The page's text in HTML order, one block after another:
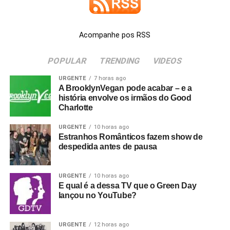
quem aprovou isso…”
Acompanhe pos RSS
POPULAR TRENDING VIDEOS
URGENTE 7 horas ago
A BrooklynVegan pode acabar – e a
história envolve os irmãos do Good
Charlotte
URGENTE 10 horas ago
Estranhos Românticos fazem show de
despedida antes de pausa
URGENTE 10 horas ago
E qual é a dessa TV que o Green Day
lançou no YouTube?
URGENTE 12 horas ago